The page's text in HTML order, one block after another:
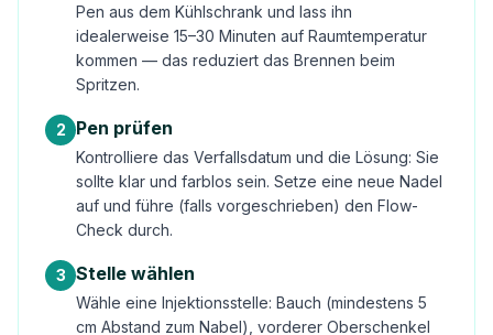
Pen aus dem Kühlschrank und lass ihn
idealerweise 15–30 Minuten auf Raumtemperatur
kommen — das reduziert das Brennen beim
Spritzen.
2 Pen prüfen
Kontrolliere das Verfallsdatum und die Lösung: Sie
sollte klar und farblos sein. Setze eine neue Nadel
auf und führe (falls vorgeschrieben) den Flow-
Check durch.
3 Stelle wählen
Wähle eine Injektionsstelle: Bauch (mindestens 5
cm Abstand zum Nabel), vorderer Oberschenkel